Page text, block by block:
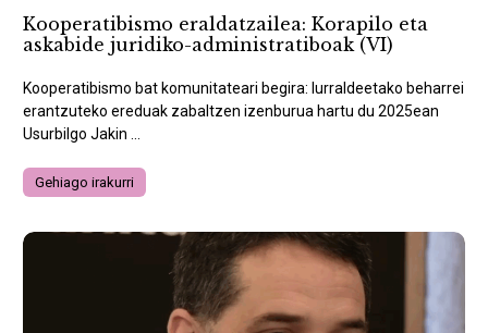
Kooperatibismo eraldatzailea: Korapilo eta
askabide juridiko-administratiboak (VI)
Kooperatibismo bat komunitateari begira: lurraldeetako beharrei
erantzuteko ereduak zabaltzen izenburua hartu du 2025ean
Usurbilgo Jakin ...
Gehiago irakurri